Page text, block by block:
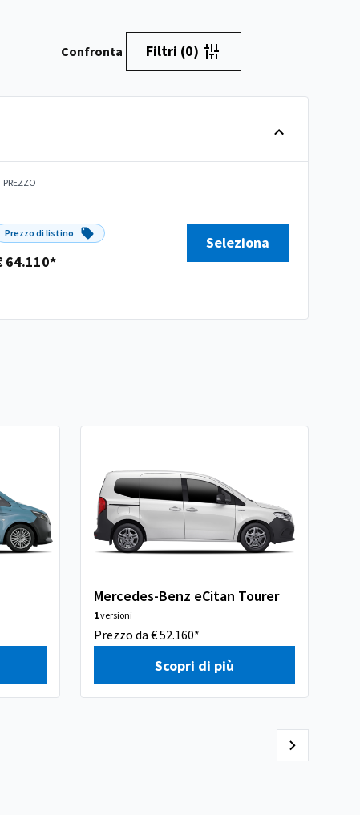
Confronta Filtri (0)
PREZZO
Prezzo di listino
64.110*
Seleziona
Mercedes-Benz eCitan Tourer
1versioni
Prezzo da € 52.160*
Scopri di più